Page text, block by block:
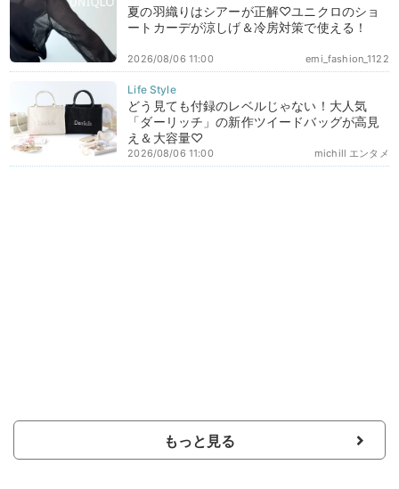
夏の羽織りはシアーが正解♡ユニクロのショ
ートカーデが涼しげ＆冷房対策で使える！
emi_fashion_1122
2026/08/06 11:00
どう見ても付録のレベルじゃない！大人気
「ダーリッチ」の新作ツイードバッグが高見
え＆大容量♡
michill エンタメ
2026/08/06 11:00
もっと見る